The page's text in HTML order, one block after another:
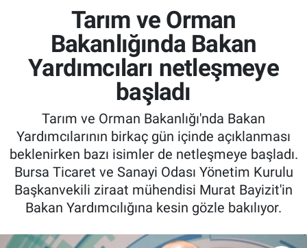
Tarım ve Orman
Bakanlığında Bakan
Yardımcıları netleşmeye
başladı
Tarım ve Orman Bakanlığı'nda Bakan
Yardımcılarının birkaç gün içinde açıklanması
beklenirken bazı isimler de netleşmeye başladı.
Bursa Ticaret ve Sanayi Odası Yönetim Kurulu
Başkanvekili ziraat mühendisi Murat Bayizit'in
Bakan Yardımcılığına kesin gözle bakılıyor.
Tarımsal Destekler
Tarım Bakanlığı
Tarım Kredi Kooperatifleri
Pankobirlik
Et fiyatları
Tüm Manşetler
Son Dakika Haberleri